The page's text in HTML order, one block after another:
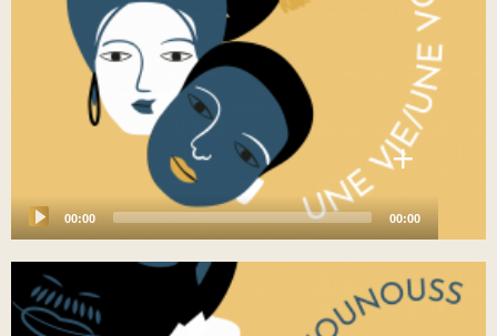
+
Player
00:00 00:00